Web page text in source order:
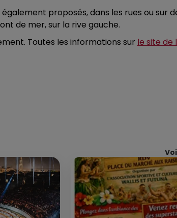
proposés, dans les rues ou sur
de mer, sur la rive gauche.
Toutes les informations sur le site de